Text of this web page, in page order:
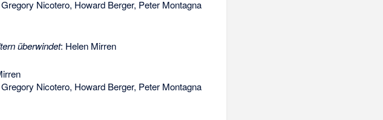
Nicotero, Howard Berger, Peter Montagna
überwindet: Helen Mirren
Nicotero, Howard Berger, Peter Montagna